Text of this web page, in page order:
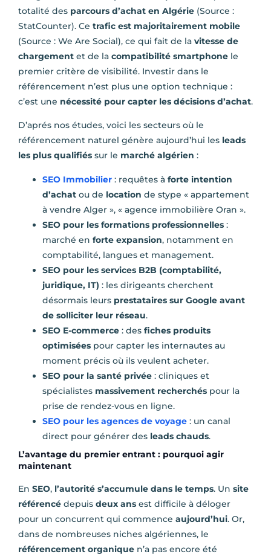
totalité des parcours d’achat en Algérie (Source :
StatCounter). Ce trafic est majoritairement mobile
(Source : We Are Social), ce qui fait de la vitesse de
chargement et de la compatibilité smartphone le
premier critère de visibilité. Investir dans le
référencement n’est plus une option technique :
c’est une nécessité pour capter les décisions d’achat.
D’aprés nos études, voici les secteurs où le
référencement naturel génère aujourd’hui les leads
les plus qualifiés sur le marché algérien :
SEO Immobilier : requêtes à forte intention
d’achat ou de location de stype « appartement
à vendre Alger », « agence immobilière Oran ».
SEO pour les formations professionnelles :
marché en forte expansion, notamment en
comptabilité, langues et management.
SEO pour les services B2B (comptabilité,
juridique, IT) : les dirigeants cherchent
désormais leurs prestataires sur Google avant
de solliciter leur réseau.
SEO E-commerce : des fiches produits
optimisées pour capter les internautes au
moment précis où ils veulent acheter.
SEO pour la santé privée : cliniques et
spécialistes massivement recherchés pour la
prise de rendez-vous en ligne.
SEO pour les agences de voyage : un canal
direct pour générer des leads chauds.
L’avantage du premier entrant : pourquoi agir
maintenant
En SEO, l’autorité s’accumule dans le temps. Un site
référencé depuis deux ans est difficile à déloger
pour un concurrent qui commence aujourd’hui. Or,
dans de nombreuses niches algériennes, le
référencement organique n’a pas encore été